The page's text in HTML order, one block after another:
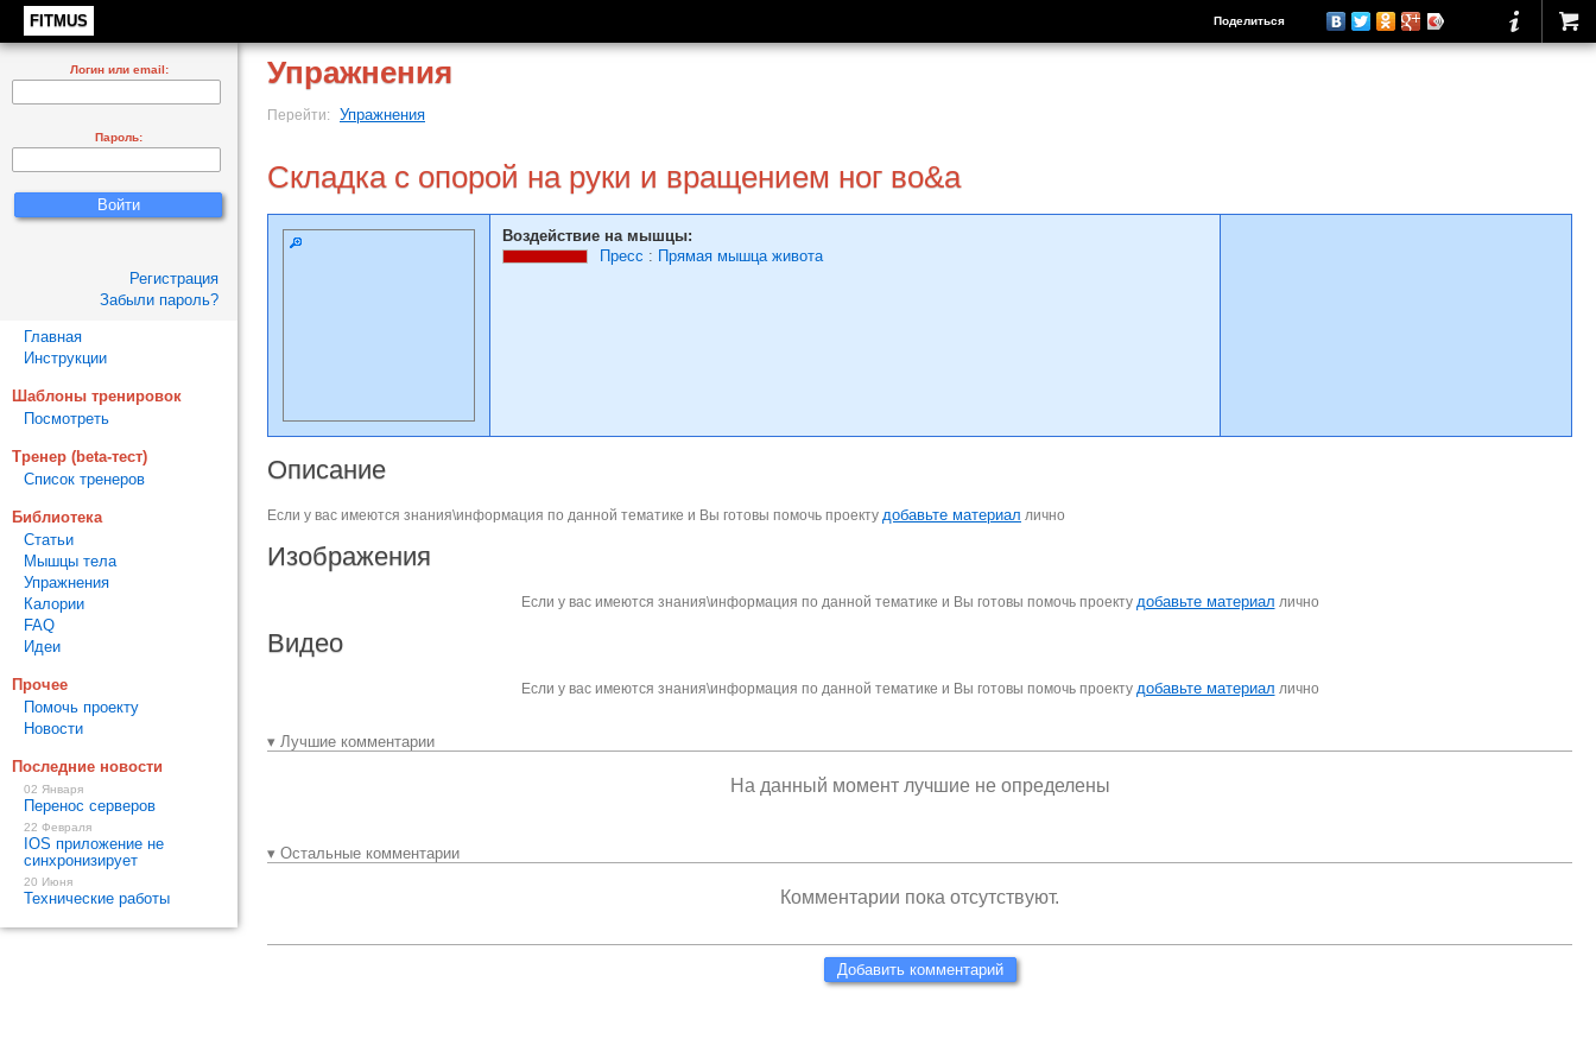
FITMUS Поделиться
Упражнения
Перейти: Упражнения
Складка с опорой на руки и вращением ног во&a
Воздействие на мышцы:
Пресс : Прямая мышца живота
Описание
Если у вас имеются знания\информация по данной тематике и Вы готовы помочь проекту добавьте материал лично
Изображения
Если у вас имеются знания\информация по данной тематике и Вы готовы помочь проекту добавьте материал лично
Видео
Если у вас имеются знания\информация по данной тематике и Вы готовы помочь проекту добавьте материал лично
▾ Лучшие комментарии
На данный момент лучшие не определены
▾ Остальные комментарии
Комментарии пока отсутствуют.
Добавить комментарий
Логин или email:
Пароль:
Регистрация
Забыли пароль?
Главная
Инструкции
Шаблоны тренировок
Посмотреть
Тренер (beta-тест)
Список тренеров
Библиотека
Статьи
Мышцы тела
Упражнения
Калории
FAQ
Идеи
Прочее
Помочь проекту
Новости
Последние новости
02 Января
Перенос серверов
22 Февраля
IOS приложение не
синхронизирует
20 Июня
Технические работы